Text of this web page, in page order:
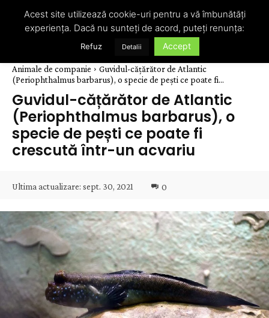
Animale de companie
Guvidul-cățărător de Atlantic
(Periophthalmus barbarus), o specie de pești ce poate fi...
Guvidul-cățărător de Atlantic
(Periophthalmus barbarus), o
specie de pești ce poate fi
crescută într-un acvariu
Ultima actualizare: sept. 30, 2021 0
Acest site utilizează cookie-uri pentru a vă îmbunătăți
experiența. Dacă nu sunteți de acord, puteți renunța:
Refuz Detalii Accept